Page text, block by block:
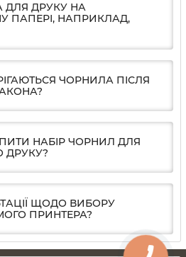
ДЛЯ ДРУКУ НА
ПАПЕРІ, НАПРИКЛАД,
ЧОРНИЛА ПІСЛЯ
НАБІР ЧОРНИЛ ДЛЯ
ДРУКУ?
ЩОДО ВИБОРУ
ПРИНТЕРА?